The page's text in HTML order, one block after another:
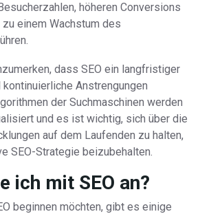
höheren Conversions
einem Wachstum des
dass SEO ein langfristiger
Anstrengungen
der Suchmaschinen werden
und es ist wichtig, sich über die
auf dem Laufenden zu halten,
SEO-Strategie beizubehalten.
ich mit SEO an?
beginnen möchten, gibt es einige